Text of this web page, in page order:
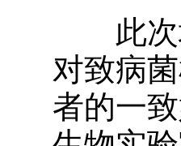
此次培
对致病
者的一